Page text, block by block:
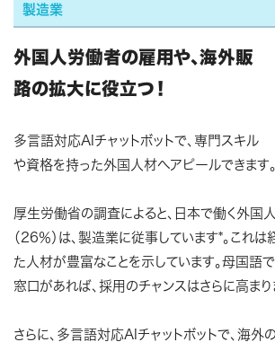
製造業
外国人労働者の雇用や、海外販
路の拡大に役立つ！
多言語対応AIチャットボットで、専門スキル
や資格を持った外国人材へアピールできます。
厚生労働省の調査によると、日本で働く外国
（26％）は、製造業に従事しています*。これ
た人材が豊富なことを示しています。母国語
窓口があれば、採用のチャンスはさらに高まり
さらに、多言語対応AIチャットボットで、海外